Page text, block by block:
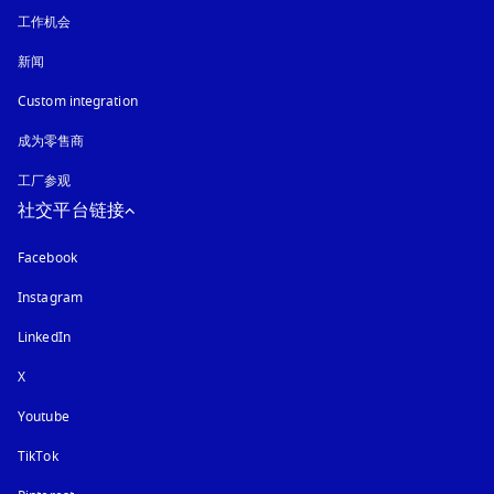
工作机会
新闻
Custom integration
成为零售商
工厂参观
社交平台链接
Facebook
Instagram在新选项卡中打开
LinkedIn
X
Youtube在新选项卡中打开
TikTok